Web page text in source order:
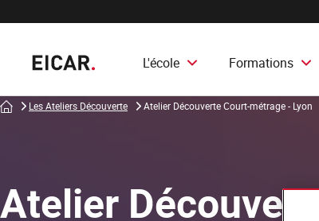
L'école Formations
AccueilLes Ateliers Découverte Atelier Découverte Court-métrage - Lyon
Atelier